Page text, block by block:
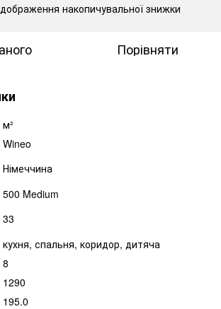
накопичувальної знижки
Порівняти
м²
Wineo
Німеччина
500 Medium
33
кухня, спальня, коридор, дитяча
8
1290
195.0